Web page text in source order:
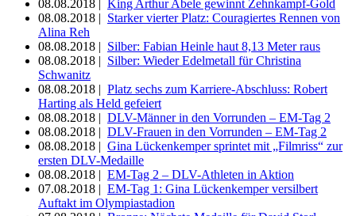
08.08.2018 | King Arthur Abele gewinnt Zehnkampf-Gold
08.08.2018 | Starker vierter Platz: Couragiertes Rennen von
Alina Reh
08.08.2018 | Silber: Fabian Heinle haut 8,13 Meter raus
08.08.2018 | Silber: Wieder Edelmetall für Christina
Schwanitz
08.08.2018 | Platz sechs zum Karriere-Abschluss: Robert
Harting als Held gefeiert
08.08.2018 | DLV-Männer in den Vorrunden – EM-Tag 2
08.08.2018 | DLV-Frauen in den Vorrunden – EM-Tag 2
08.08.2018 | Gina Lückenkemper sprintet mit „Filmriss“ zur
ersten DLV-Medaille
08.08.2018 | EM-Tag 2 – DLV-Athleten in Aktion
07.08.2018 | EM-Tag 1: Gina Lückenkemper versilbert
Auftakt im Olympiastadion